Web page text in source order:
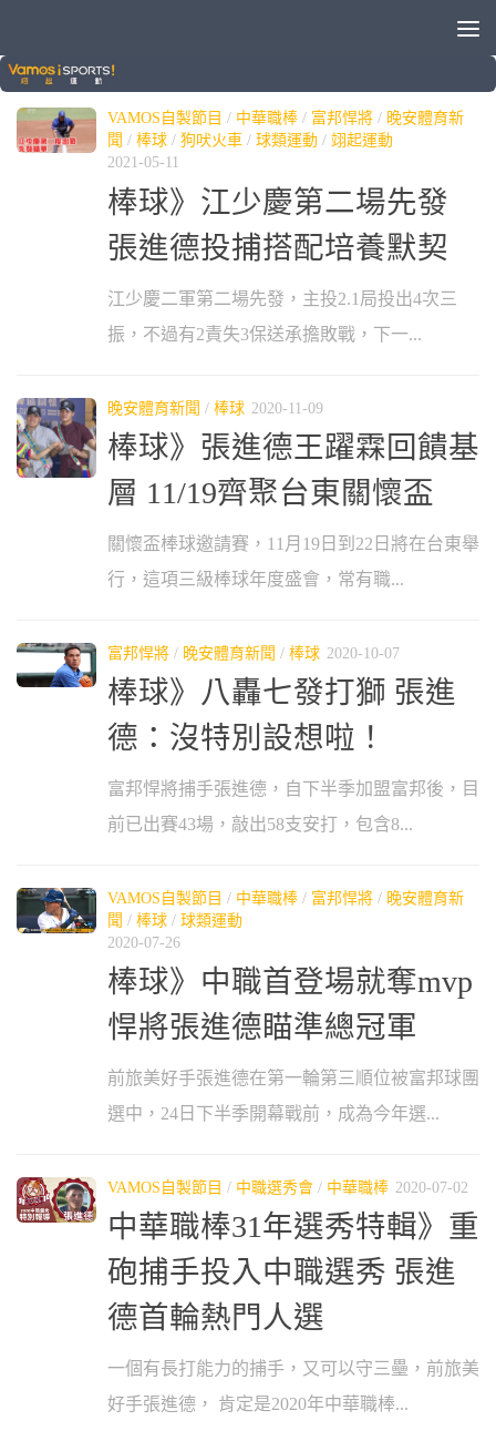
標籤：張進德
VAMOS自製節目 / 中華職棒 / 富邦悍將 / 晚安體育新
聞 / 棒球 / 狗吠火車 / 球類運動 / 翊起運動
2021-05-11
棒球》江少慶第二場先發
張進德投捕搭配培養默契
江少慶二軍第二場先發，主投2.1局投出4次三
振，不過有2責失3保送承擔敗戰，下一...
晚安體育新聞 / 棒球 2020-11-09
棒球》張進德王躍霖回饋基
層 11/19齊聚台東關懷盃
關懷盃棒球邀請賽，11月19日到22日將在台東舉
行，這項三級棒球年度盛會，常有職...
富邦悍將 / 晚安體育新聞 / 棒球 2020-10-07
棒球》八轟七發打獅 張進
德：沒特別設想啦！
富邦悍將捕手張進德，自下半季加盟富邦後，目
前已出賽43場，敲出58支安打，包含8...
VAMOS自製節目 / 中華職棒 / 富邦悍將 / 晚安體育新
聞 / 棒球 / 球類運動
2020-07-26
棒球》中職首登場就奪mvp
悍將張進德瞄準總冠軍
前旅美好手張進德在第一輪第三順位被富邦球團
選中，24日下半季開幕戰前，成為今年選...
VAMOS自製節目 / 中職選秀會 / 中華職棒 2020-07-02
中華職棒31年選秀特輯》重
砲捕手投入中職選秀 張進
德首輪熱門人選
一個有長打能力的捕手，又可以守三壘，前旅美
好手張進德， 肯定是2020年中華職棒...